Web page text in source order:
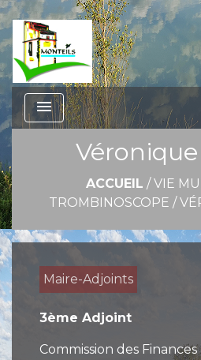
menu
Véronique
ACCUEIL /VIE
TROMBINOSCOPE /
Maire-Adjoints
3ème Adjoint
Commission des Finances